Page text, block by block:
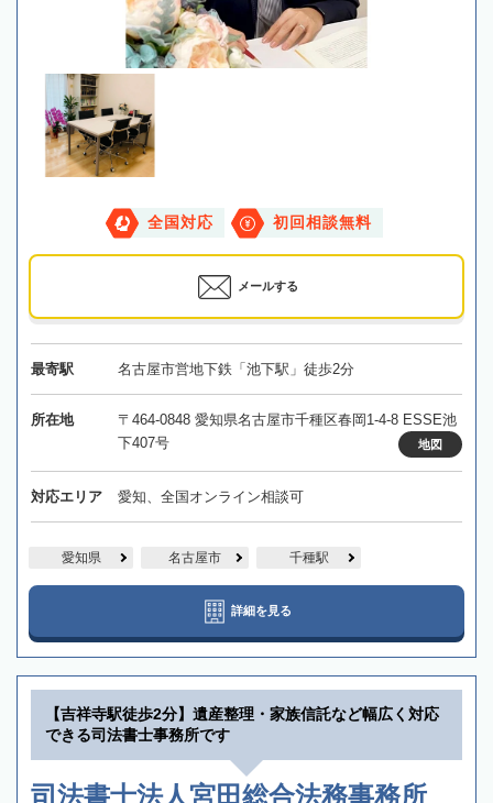
全国対応 初回相談無料
メールする
最寄駅 名古屋市営地下鉄「池下駅」徒歩2分
所在地
〒464-0848 愛知県名古屋市千種区春岡1-4-8 ESSE池
下407号
地図
対応エリア 愛知、全国オンライン相談可
愛知県 名古屋市 千種駅
詳細を見る
【吉祥寺駅徒歩2分】遺産整理・家族信託など幅広く対応
できる司法書士事務所です
司法書士法人宮田総合法務事務所